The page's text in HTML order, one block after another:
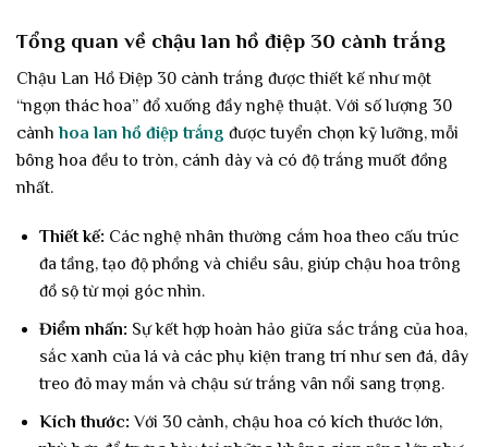
Tổng quan về chậu lan hồ điệp 30 cành trắng
Chậu Lan Hồ Điệp 30 cành trắng được thiết kế như một
“ngọn thác hoa” đổ xuống đầy nghệ thuật. Với số lượng 30
cànhhoa lan hồ điệp trắng được tuyển chọn kỹ lưỡng, mỗi
bông hoa đều to tròn, cánh dày và có độ trắng muốt đồng
nhất.
Thiết kế: Các nghệ nhân thường cắm hoa theo cấu trúc
đa tầng, tạo độ phồng và chiều sâu, giúp chậu hoa trông
đồ sộ từ mọi góc nhìn.
Điểm nhấn: Sự kết hợp hoàn hảo giữa sắc trắng của hoa,
sắc xanh của lá và các phụ kiện trang trí như sen đá, dây
treo đỏ may mắn và chậu sứ trắng vân nổi sang trọng.
Kích thước: Với 30 cành, chậu hoa có kích thước lớn,